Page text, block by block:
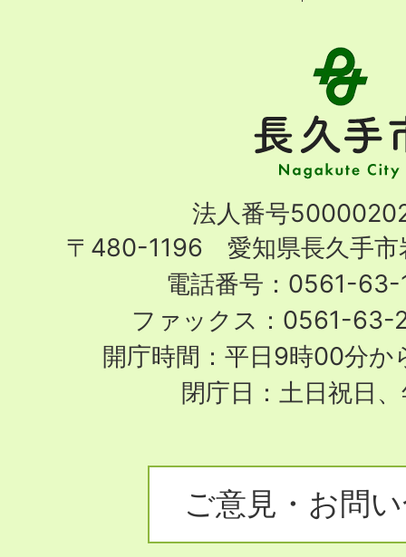
手
市
City
法人番号
〒480-1196 愛知県長久手市
電話番号：0561-63-
ファックス：0561-63-
開庁時間：平日9時00分か
閉庁日：土日祝日
ご意見・お問